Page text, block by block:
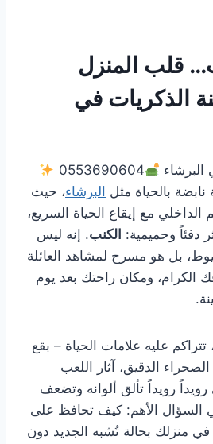
قلب المنزل
الذكريات في
0553690604
البرشاء، حيث
مع إيقاع الحياة السريع،
دفئاً وحميمية: الكنب. إنه ليس
بل هو مسرح لمشاهد العائلة
الكرام، ومكان راحتك بعد يوم
عليه علامات الحياة – بقع
الصحراء الدقيق، آثار اللعب
رويداً رويداً تألق ألوانه وتضعف
السؤال الأهم: كيف تحافظ على
منزلك بحالة تُشبه الجديد دون